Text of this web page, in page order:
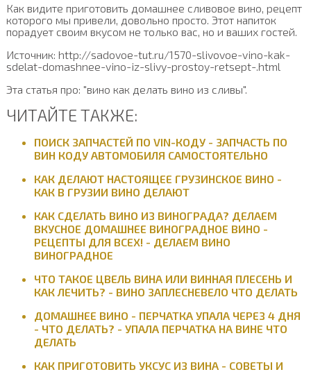
Как видите приготовить домашнее сливовое вино, рецепт
которого мы привели, довольно просто. Этот напиток
порадует своим вкусом не только вас, но и ваших гостей.
Источник: http://sadovoe-tut.ru/1570-slivovoe-vino-kak-
sdelat-domashnee-vino-iz-slivy-prostoy-retsept-.html
Эта статья про: "вино как делать вино из сливы".
ЧИТАЙТЕ ТАКЖЕ:
ПОИСК ЗАПЧАСТЕЙ ПО VIN-КОДУ - ЗАПЧАСТЬ ПО
ВИН КОДУ АВТОМОБИЛЯ САМОСТОЯТЕЛЬНО
КАК ДЕЛАЮТ НАСТОЯЩЕЕ ГРУЗИНСКОЕ ВИНО -
КАК В ГРУЗИИ ВИНО ДЕЛАЮТ
КАК СДЕЛАТЬ ВИНО ИЗ ВИНОГРАДА? ДЕЛАЕМ
ВКУСНОЕ ДОМАШНЕЕ ВИНОГРАДНОЕ ВИНО -
РЕЦЕПТЫ ДЛЯ ВСЕХ! - ДЕЛАЕМ ВИНО
ВИНОГРАДНОЕ
ЧТО ТАКОЕ ЦВЕЛЬ ВИНА ИЛИ ВИННАЯ ПЛЕСЕНЬ И
КАК ЛЕЧИТЬ? - ВИНО ЗАПЛЕСНЕВЕЛО ЧТО ДЕЛАТЬ
ДОМАШНЕЕ ВИНО - ПЕРЧАТКА УПАЛА ЧЕРЕЗ 4 ДНЯ
- ЧТО ДЕЛАТЬ? - УПАЛА ПЕРЧАТКА НА ВИНЕ ЧТО
ДЕЛАТЬ
КАК ПРИГОТОВИТЬ УКСУС ИЗ ВИНА - СОВЕТЫ И